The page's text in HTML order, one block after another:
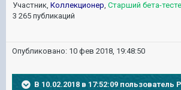
Участник, Коллекционер, Старший бета-
3 265 публикаций
Опубликовано: 10 фев 2018, 19:48:50
В 10.02.2018 в 17:52:09 пользователь